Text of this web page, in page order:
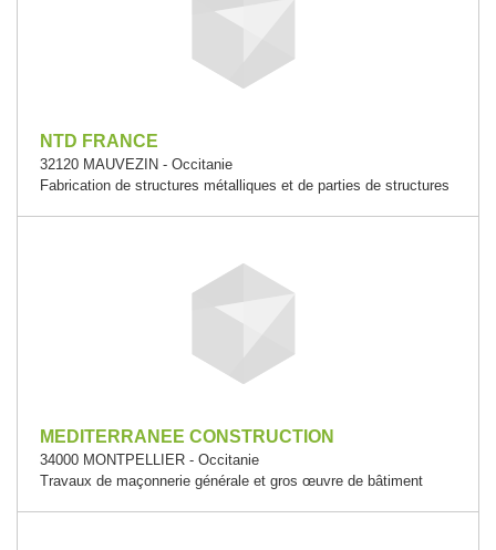
NTD FRANCE
32120 MAUVEZIN - Occitanie
Fabrication de structures métalliques et de parties de structures
MEDITERRANEE CONSTRUCTION
34000 MONTPELLIER - Occitanie
Travaux de maçonnerie générale et gros œuvre de bâtiment